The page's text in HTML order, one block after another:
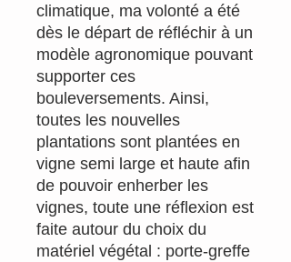
climatique, ma volonté a été
dès le départ de réfléchir à un
modèle agronomique pouvant
supporter ces
bouleversements. Ainsi,
toutes les nouvelles
plantations sont plantées en
vigne semi large et haute afin
de pouvoir enherber les
vignes, toute une réflexion est
faite autour du choix du
matériel végétal : porte-greffe